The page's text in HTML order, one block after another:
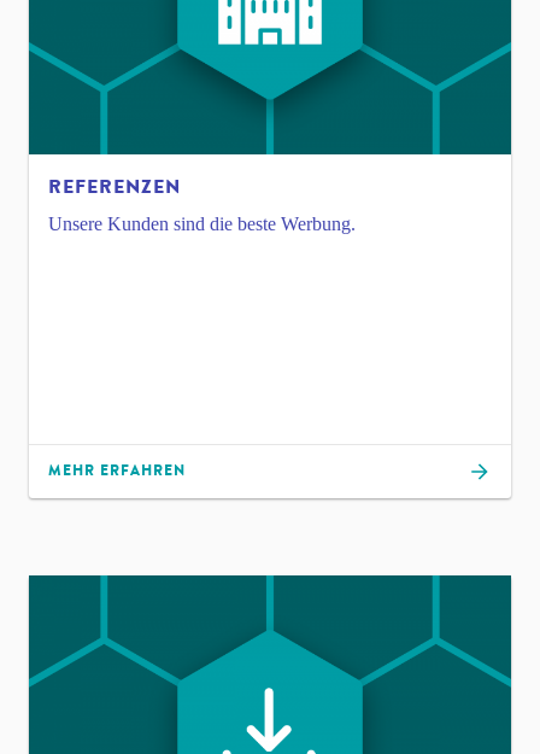
REFERENZEN
Unsere Kunden sind die beste Werbung.
MEHR ERFAHREN